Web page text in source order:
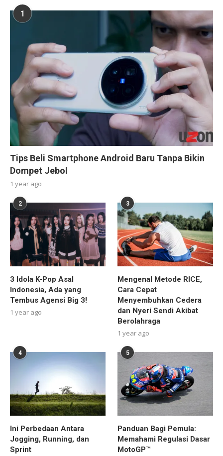
1
Tips Beli Smartphone Android Baru Tanpa Bikin
Dompet Jebol
1 year ago
2
3 Idola K-Pop Asal
Indonesia, Ada yang
Tembus Agensi Big 3!
1 year ago
3
Mengenal Metode RICE,
Cara Cepat
Menyembuhkan Cedera
dan Nyeri Sendi Akibat
Berolahraga
1 year ago
4
Ini Perbedaan Antara
Jogging, Running, dan
Sprint
5
Panduan Bagi Pemula:
Memahami Regulasi Dasar
MotoGP™